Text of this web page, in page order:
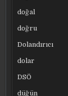
doğal
doğru
Dolandırıcı
dolar
DSÖ
düğün